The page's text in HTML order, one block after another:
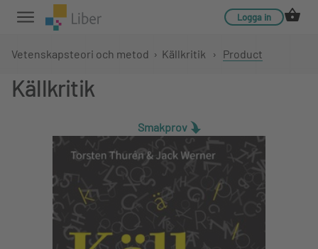
Logga in
Vetenskapsteori och metod › Källkritik › Product
Källkritik
Smakprov